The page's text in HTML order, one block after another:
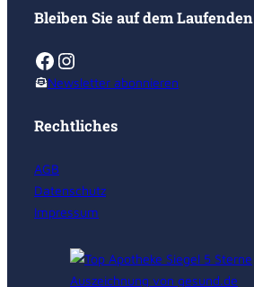
Bleiben Sie auf dem Laufenden
Facebook
Instagram
Newsletter abonnieren
Rechtliches
AGB
Datenschutz
Impressum